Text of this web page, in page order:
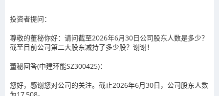
投资者提问：
尊敬的董秘你好：请问截至2026年6月30日公司股东人数是多少？
截至目前公司第二大股东减持了多少股？谢谢！
董秘回答(中建环能SZ300425)：
您好，感谢您对公司的关注。截止2026年6月30日，公司股东人数